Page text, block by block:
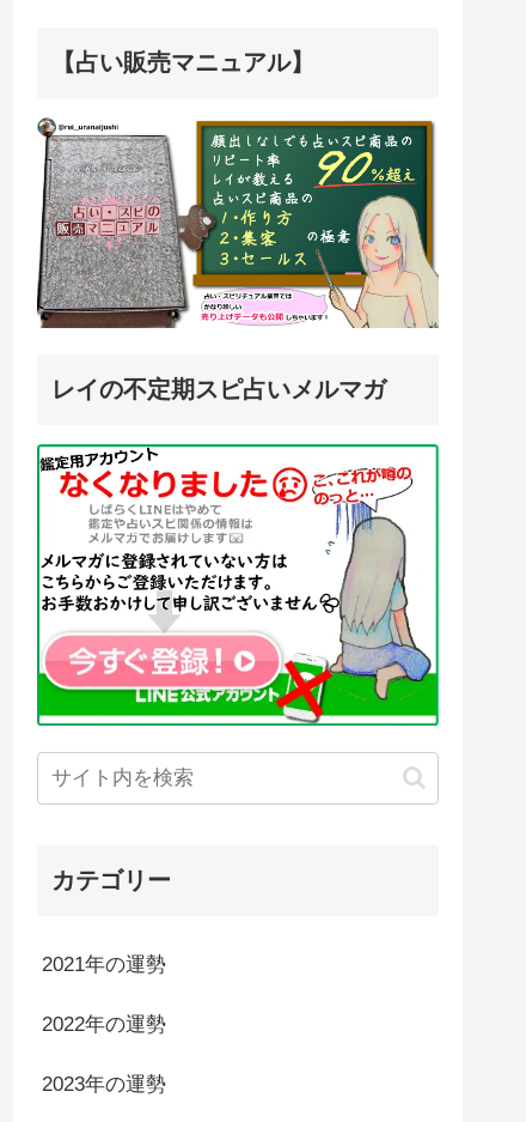
【占い販売マニュアル】
レイの不定期スピ占いメルマガ
カテゴリー
2021年の運勢
2022年の運勢
2023年の運勢